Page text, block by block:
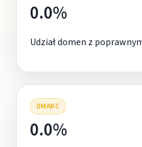
0.0%
Udział domen z
DMARC
0.0%